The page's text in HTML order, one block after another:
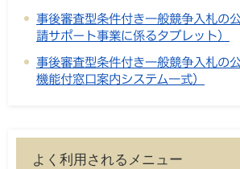
事後審査型条件付き一般競争入札の
請サポート事業に係るタブレット）
事後審査型条件付き一般競争入札の
機能付窓口案内システム一式）
よく利用されるメニュー